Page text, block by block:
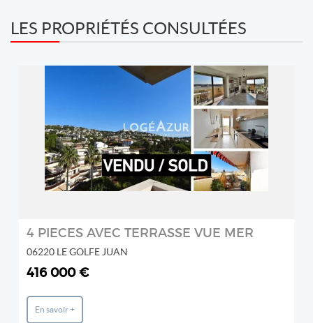
LES PROPRIÉTÉS CONSULTÉES
REF: 6026793A
LOGÉAZUR IMMOBILIER
4 PIECES AVEC TERRASSE VUE MER
06220 LE GOLFE JUAN
416 000 €
En savoir +